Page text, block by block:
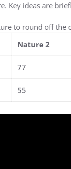
Key ideas are
to round off the
Nature 2
77
55